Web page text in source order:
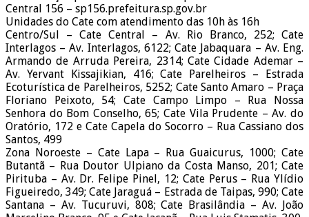
Central 156 – sp156.prefeitura.sp.gov.br
Unidades do Cate com atendimento das 10h às 16h
Centro/Sul – Cate Central – Av. Rio Branco, 252; Cate
Interlagos – Av. Interlagos, 6122; Cate Jabaquara – Av. Eng.
Armando de Arruda Pereira, 2314; Cate Cidade Ademar –
Av. Yervant Kissajikian, 416; Cate Parelheiros – Estrada
Ecoturística de Parelheiros, 5252; Cate Santo Amaro – Praça
Floriano Peixoto, 54; Cate Campo Limpo – Rua Nossa
Senhora do Bom Conselho, 65; Cate Vila Prudente – Av. do
Oratório, 172 e Cate Capela do Socorro – Rua Cassiano dos
Santos, 499
Zona Noroeste – Cate Lapa – Rua Guaicurus, 1000; Cate
Butantã – Rua Doutor Ulpiano da Costa Manso, 201; Cate
Pirituba – Av. Dr. Felipe Pinel, 12; Cate Perus – Rua Ylídio
Figueiredo, 349; Cate Jaraguá – Estrada de Taipas, 990; Cate
Santana – Av. Tucuruvi, 808; Cate Brasilândia – Av. João